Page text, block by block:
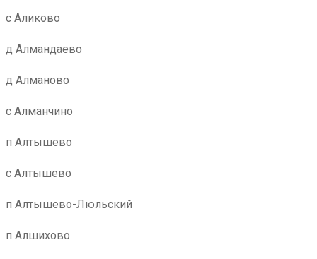
с Аликово
д Алмандаево
д Алманово
с Алманчино
п Алтышево
с Алтышево
п Алтышево-Люльский
п Алшихово